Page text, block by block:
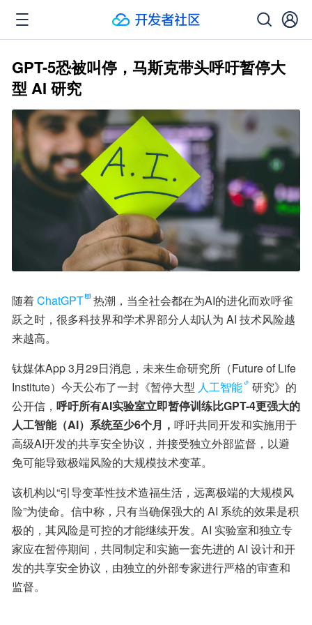
GPT-5恐被叫停，马斯克带头呼吁暂停大
型 AI 研究
随着ChatGPT
热潮，当全社会都在为AI的进化而欢呼雀
跃之时，很多科技界和学术界部分人却认为 AI 技术风险越
来越高。
钛媒体App 3月29日消息，未来生命研究所（Future of Life
Institute）今天公布了一封《暂停大型 人工智能
研究》的
公开信， 呼吁所有AI实验室立即暂停训练比GPT-4更强大的
人工智能（AI）系统至少6个月， 呼吁共同开发和实施用于
高级AI开发的共享安全协议，并接受独立外部监督，以避
免可能导致极端风险的大规模技术变革。
该机构以“引导变革性技术造福生活，远离极端的大规模风
险”为使命。信中称，只有当确保强大的 AI 系统的效果是积
极的，其风险是可控的才能继续开发。AI 实验室和独立专
家应在暂停期间，共同制定和实施一套先进的 AI 设计和开
发的共享安全协议，由独立的外部专家进行严格的审查和
监督。